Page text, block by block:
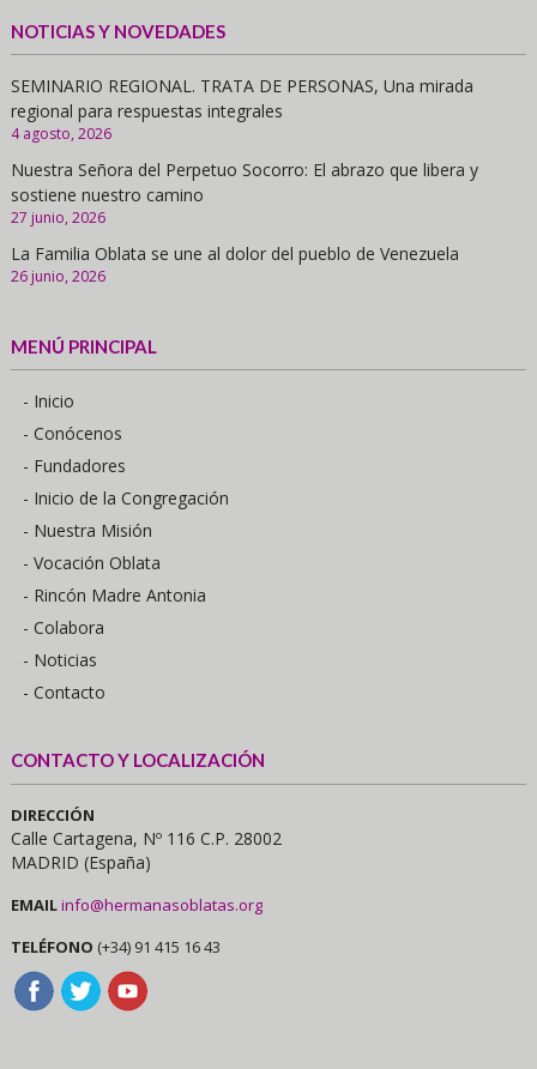
NOTICIAS Y NOVEDADES
SEMINARIO REGIONAL. TRATA DE PERSONAS, Una mirada
regional para respuestas integrales
4 agosto, 2026
Nuestra Señora del Perpetuo Socorro: El abrazo que libera y
sostiene nuestro camino
27 junio, 2026
La Familia Oblata se une al dolor del pueblo de Venezuela
26 junio, 2026
MENÚ PRINCIPAL
- Inicio
- Conócenos
- Fundadores
- Inicio de la Congregación
- Nuestra Misión
- Vocación Oblata
- Rincón Madre Antonia
- Colabora
- Noticias
- Contacto
CONTACTO Y LOCALIZACIÓN
DIRECCIÓN
Calle Cartagena, Nº 116 C.P. 28002
MADRID (España)
EMAILinfo@hermanasoblatas.org
TELÉFONO (+34) 91 415 16 43